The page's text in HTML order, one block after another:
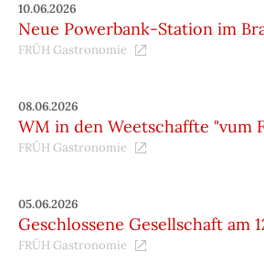
10.06.2026
Neue Powerbank-Station im
FRÜH Gastronomie
08.06.2026
WM in den Weetschaffte "vum
FRÜH Gastronomie
05.06.2026
Geschlossene Gesellschaft am
FRÜH Gastronomie